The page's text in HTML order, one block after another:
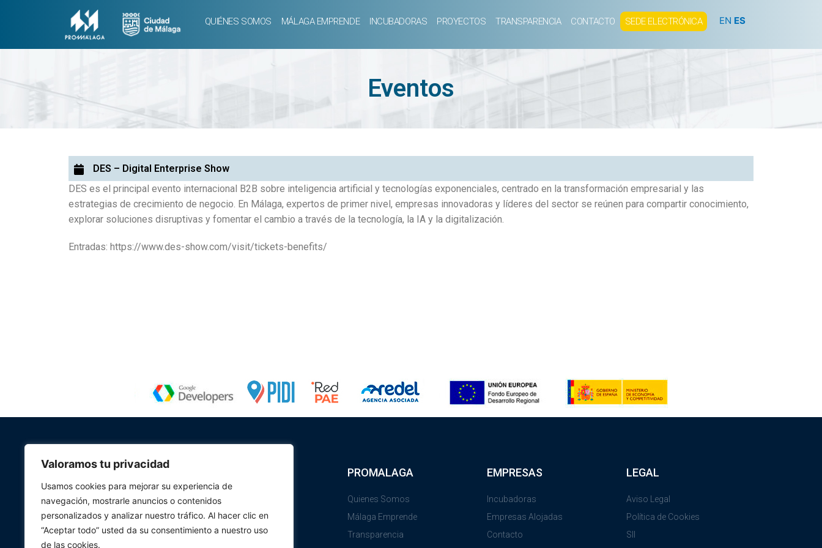
Valoramos tu privacidad
Usamos cookies para mejorar su experiencia de
navegación, mostrarle anuncios o contenidos
personalizados y analizar nuestro tráfico. Al hacer clic en
“Aceptar todo” usted da su consentimiento a nuestro uso
de las cookies.
QUIÉNES SOMOS MÁLAGA EMPRENDE INCUBADORAS PROYECTOS TRANSPARENCIA CONTACTO SEDE ELECTRÓNICA EN ES
Eventos
DES – Digital Enterprise Show
DES es el principal evento internacional B2B sobre inteligencia artificial y tecnologías exponenciales, centrado en la transformación empresarial y las
estrategias de crecimiento de negocio. En Málaga, expertos de primer nivel, empresas innovadoras y líderes del sector se reúnen para compartir conocimiento,
explorar soluciones disruptivas y fomentar el cambio a través de la tecnología, la IA y la digitalización.
Entradas: https://www.des-show.com/visit/tickets-benefits/
PROMALAGA
Quienes Somos
Málaga Emprende
Transparencia
EMPRESAS
Incubadoras
Empresas Alojadas
Contacto
LEGAL
Aviso Legal
Política de Cookies
SII